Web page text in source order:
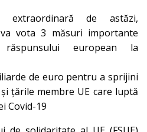
extraordinară de astăzi,
vota 3 măsuri importante
european la
de euro pentru a sprijini
ţările membre UE care luptă
Covid-19